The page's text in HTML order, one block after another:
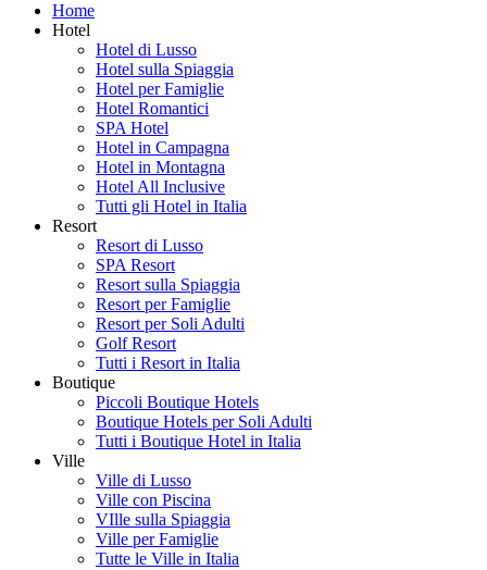
Home
Hotel
Hotel di Lusso
Hotel sulla Spiaggia
Hotel per Famiglie
Hotel Romantici
SPA Hotel
Hotel in Campagna
Hotel in Montagna
Hotel All Inclusive
Tutti gli Hotel in Italia
Resort
Resort di Lusso
SPA Resort
Resort sulla Spiaggia
Resort per Famiglie
Resort per Soli Adulti
Golf Resort
Tutti i Resort in Italia
Boutique
Piccoli Boutique Hotels
Boutique Hotels per Soli Adulti
Tutti i Boutique Hotel in Italia
Ville
Ville di Lusso
Ville con Piscina
VIlle sulla Spiaggia
Ville per Famiglie
Tutte le Ville in Italia